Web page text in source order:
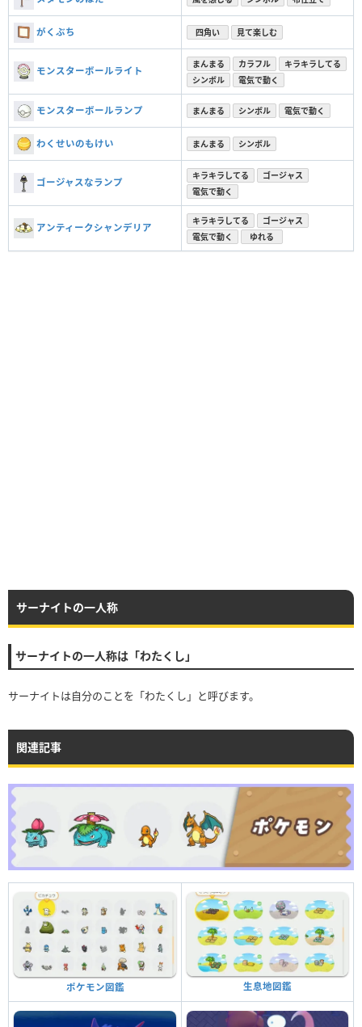
がくぶち 四角い 見て楽しむ
モンスターボールライト
まんまる カラフル
キラキラしてる
シンボル
電気で動く
モンスターボールランプ まんまる シンボル 電気で動く
わくせいのもけい まんまる シンボル
ゴージャスなランプ
キラキラしてる
ゴージャス
電気で動く
アンティークシャンデリア
キラキラしてる
ゴージャス
電気で動く
ゆれる
サーナイトの一人称
サーナイトの一人称は「わたくし」
サーナイトは自分のことを「わたくし」と呼びます。
関連記事
ポケモン図鑑 生息地図鑑